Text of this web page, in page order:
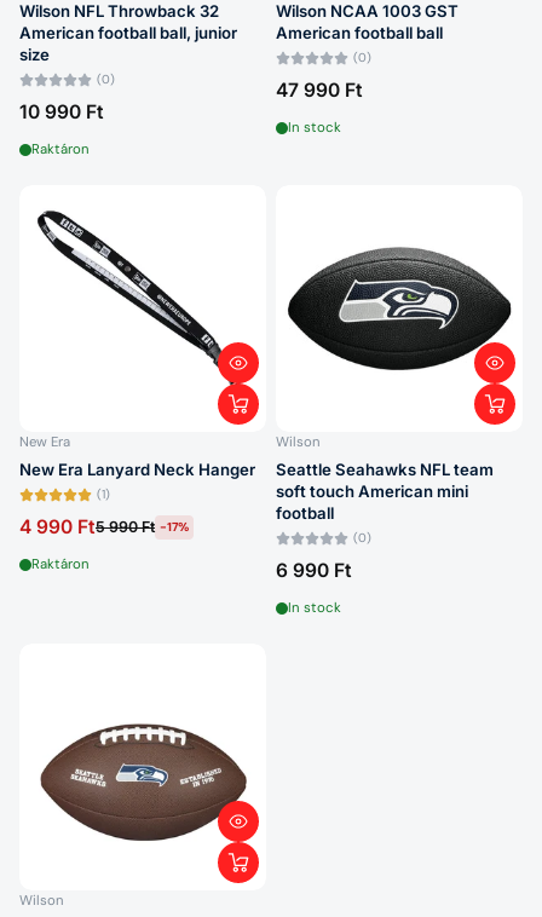
Wilson NFL Throwback 32
American football ball, junior
size
(0)
10 990 Ft
Raktáron
Wilson NCAA 1003 GST
American football ball
(0)
47 990 Ft
In stock
New Era
New Era Lanyard Neck Hanger
(1)
4 990 Ft5 990 Ft -17%
Raktáron
Wilson
Seattle Seahawks NFL team
soft touch American mini
football
(0)
6 990 Ft
In stock
Wilson